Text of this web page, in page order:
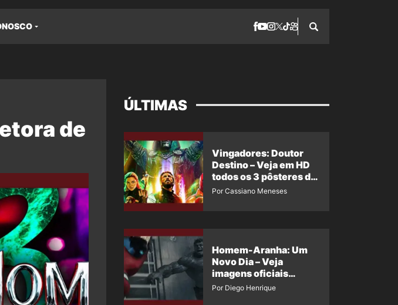
de
ÚLTIMAS
Vingadores: Doutor
Destino – Veja em HD
todos os 3 pôsteres de
‘Doomsday’ + 1 imagem
Por Cassiano Meneses
Homem-Aranha: Um
Novo Dia – Veja
imagens oficiais
descartadas do Hulk
Por Diego Henrique